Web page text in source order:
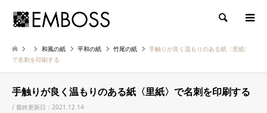
検索
和風の紙 平和の紙 竹尾の紙
手触りが良く温もりのある紙〈里紙〉
で名刺を印刷する
手触りが良く温もりのある紙〈里紙〉で名刺を印刷する
/ 最終更新日：2021.12.14